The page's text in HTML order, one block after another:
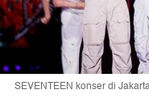
SEVENTEEN konser di